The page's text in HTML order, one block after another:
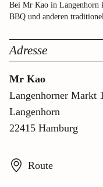
Bei Mr Kao in Langenhorn
BBQ und anderen
Adresse
Mr Kao
Langenhorner Markt
Langenhorn
22415 Hamburg
Route